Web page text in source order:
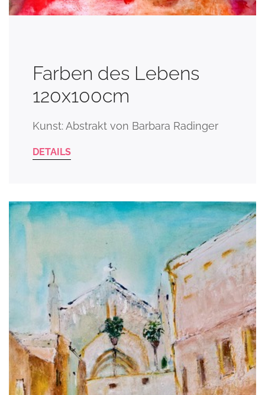
Farben des Lebens
120x100cm
Kunst: Abstrakt von Barbara Radinger
DETAILS